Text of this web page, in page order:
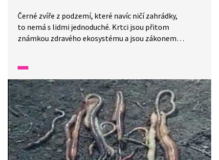
Černé zvíře z podzemí, které navíc ničí zahrádky,
to nemá s lidmi jednoduché. Krtci jsou přitom
známkou zdravého ekosystému a jsou zákonem